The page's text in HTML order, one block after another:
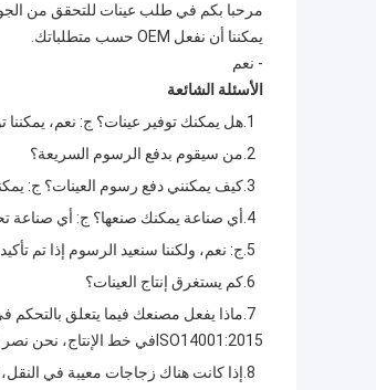
مرحبا بكم في طلب عينات للتحقق من
يمكننا أن نفعل OEM حسب متطلباتك.
- نعم
الأسئلة الشائعة
1. هل يمكنك توفير عينات؟ ج: نعم، يمكننا
2. من سيقوم بدفع الرسوم السريعة؟
3.كيف يمكنني دفع رسوم العينات؟ ج:
4. أي صناعة يمكنك صنعها؟ ج: أي صناعة
5. ج: نعم، ولكننا سنعيد الرسوم إذا تم
6.كم يستغرق إنتاج العينات؟
7.
ISO14001:2015في خط الإنتاج، نحن نصر على فحص كامل لكل عملية قبل التعبئة.
8. إذا كانت هناك زجاجات معيبة في النقل، كيف